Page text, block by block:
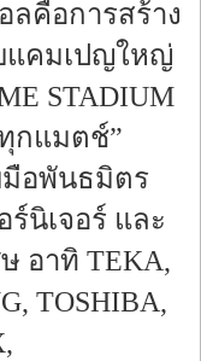
ลคือการสร้าง
แคมเปญใหญ่
STADIUM
กแมตช์”
อพันธมิตร
ร์นิเจอร์ และ
อาทิ TEKA,
TOSHIBA,